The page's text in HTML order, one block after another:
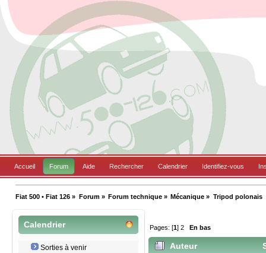
Accueil Forum Aide Rechercher Calendrier Identifiez-vous
Fiat 500 • Fiat 126 » Forum» Forum technique» Mécanique » Tripod polonais
Calendrier
Sorties à venir
Pages: [1]2 En bas
Auteur